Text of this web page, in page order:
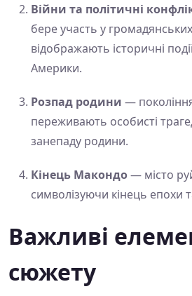
Війни та політичні
бере участь у
відображають історичні
Америки.
Розпад родини —
переживають особисті
занепаду родини.
Кінець Макондо— місто
символізуючи кінець епохи
Важливі
сюжету